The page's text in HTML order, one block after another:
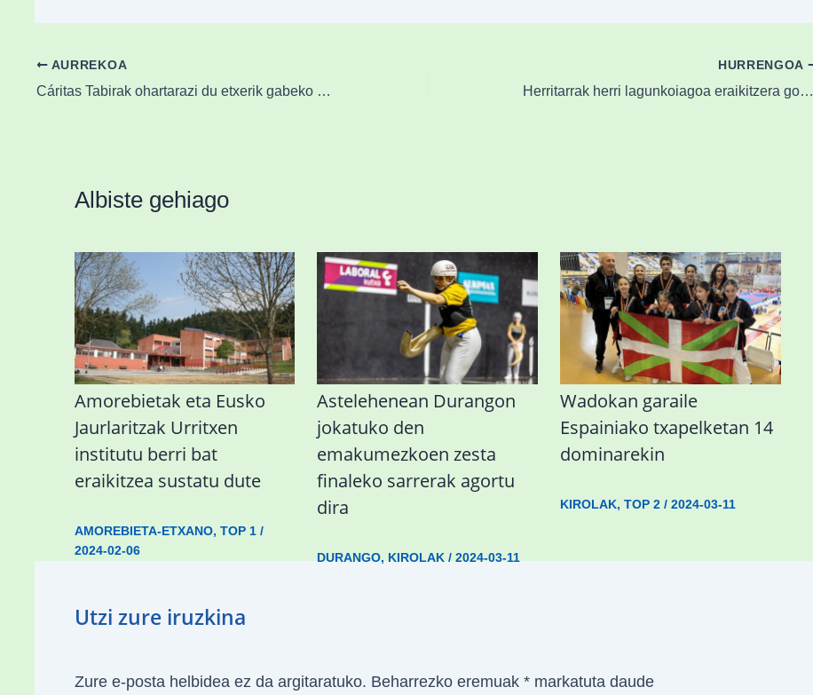
AURREKOA
Cáritas Tabirak ohartarazi du etxerik gabeko pertsonen kopurua “bikoiztu” egin dela Euskadin
HURRENGOA
Herritarrak herri lagunkoiagoa eraikitzera gonbidatu ditu Durangok
Albiste gehiago
Amorebietak eta Eusko
Jaurlaritzak Urritxen
institutu berri bat
eraikitzea sustatu dute
AMOREBIETA-ETXANO, TOP 1/
2024-02-06
Astelehenean Durangon
jokatuko den
emakumezkoen zesta
finaleko sarrerak agortu
dira
DURANGO, KIROLAK /2024-03-11
Wadokan garaile
Espainiako txapelketan 14
dominarekin
KIROLAK,TOP 2 /2024-03-11
Utzi zure iruzkina
Zure e-posta helbidea ez da argitaratuko. Beharrezko eremuak *markatuta daude